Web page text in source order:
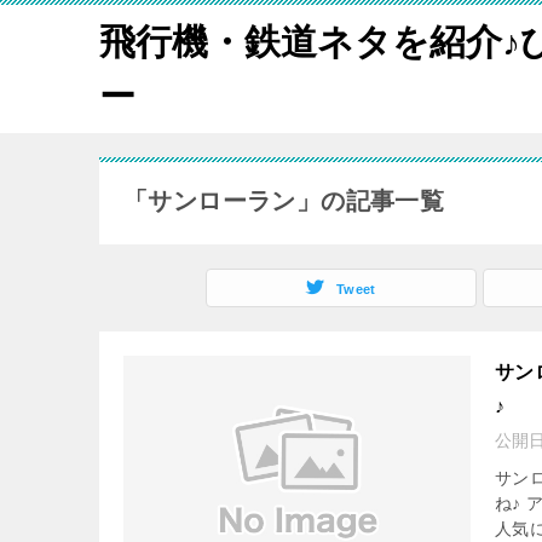
飛行機・鉄道ネタを紹介♪
ー
「サンローラン」の記事一覧
Tweet
サン
♪
公開
サン
ね♪
人気